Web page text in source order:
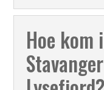
Hoe kom